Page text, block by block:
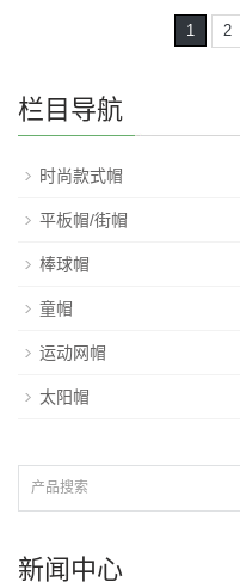
1 2
栏目导航
时尚款式帽
平板帽/街帽
棒球帽
童帽
运动网帽
太阳帽
新闻中心